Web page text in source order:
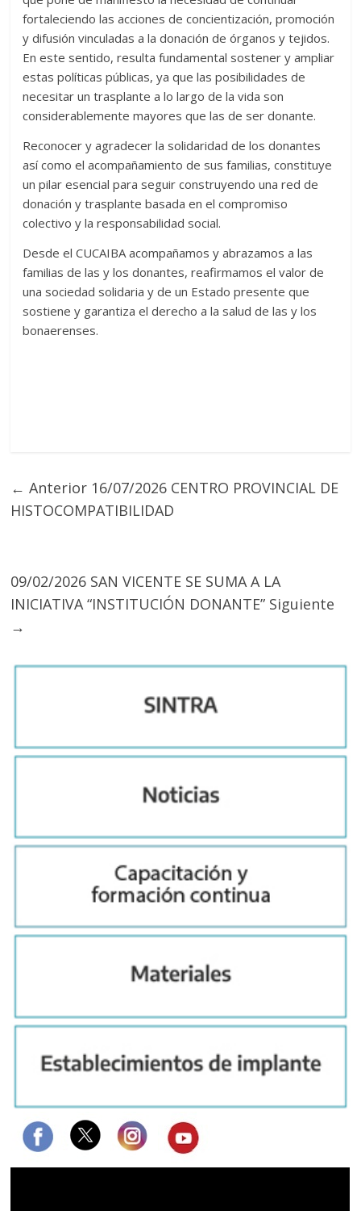
fortaleciendo las acciones de concientización, promoción
y difusión vinculadas a la donación de órganos y tejidos.
En este sentido, resulta fundamental sostener y ampliar
estas políticas públicas, ya que las posibilidades de
necesitar un trasplante a lo largo de la vida son
considerablemente mayores que las de ser donante.
Reconocer y agradecer la solidaridad de los donantes
así como el acompañamiento de sus familias, constituye
un pilar esencial para seguir construyendo una red de
donación y trasplante basada en el compromiso
colectivo y la responsabilidad social.
Desde el CUCAIBA acompañamos y abrazamos a las
familias de las y los donantes, reafirmamos el valor de
una sociedad solidaria y de un Estado presente que
sostiene y garantiza el derecho a la salud de las y los
bonaerenses.
← Anterior 16/07/2026 CENTRO PROVINCIAL DE
HISTOCOMPATIBILIDAD
09/02/2026 SAN VICENTE SE SUMA A LA
INICIATIVA “INSTITUCIÓN DONANTE” Siguiente
→